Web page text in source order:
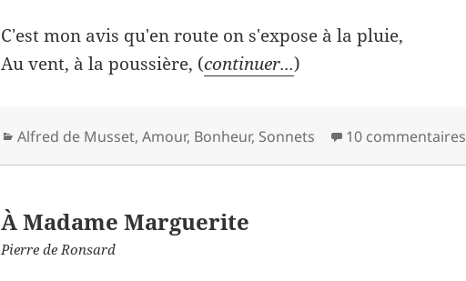
C'est mon avis qu'en route on s'expose à la pluie,
Au vent, à la poussière, (continuer...)
Catégories
Alfred de Musset,Amour, Bonheur, Sonnets 10 commentaires
À Madame Marguerite
Pierre de Ronsard